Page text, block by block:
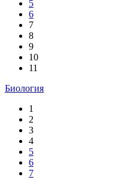
5
6
7
8
9
10
11
Биология
1
2
3
4
5
6
7